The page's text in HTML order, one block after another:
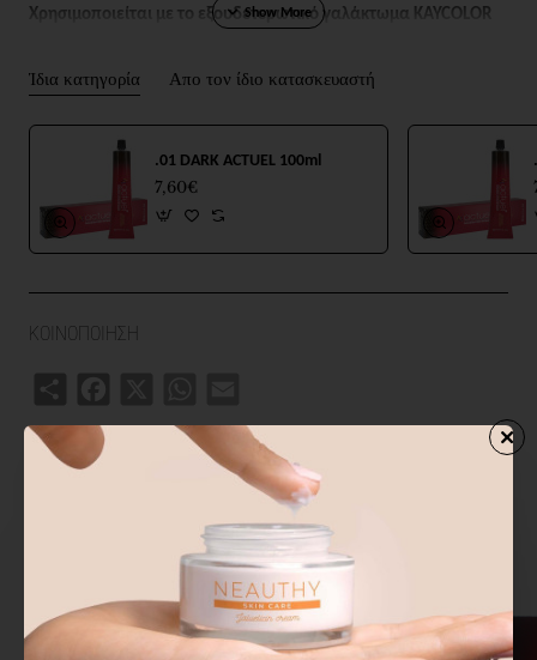
Χρησιμοποιείται με το εξουδετερωτικό γαλάκτωμα KAYCOLOR
Σε σωληνάριο των 100ml.
Ίδια κατηγορία Απο τον ίδιο κατασκευαστή
.01 DARK ACTUEL 100ml
7,60€
ΚΟΙΝΟΠΟΙΗΣΗ
ΣΧΕΤΙΚΑ ΠΡΟΙΟΝΤΑ ΑΓΟΡΑΣΑΝ ΕΠΙΣΗΣ